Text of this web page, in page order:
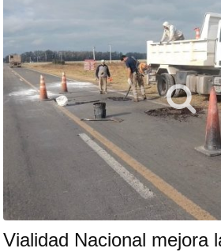
Vialidad Nacional mejora